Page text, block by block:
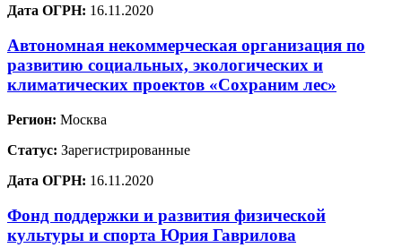
Дата ОГРН: 16.11.2020
Автономная некоммерческая организация по
развитию социальных, экологических и
климатических проектов «Сохраним лес»
Регион: Москва
Статус: Зарегистрированные
Дата ОГРН: 16.11.2020
Фонд поддержки и развития физической
культуры и спорта Юрия Гаврилова